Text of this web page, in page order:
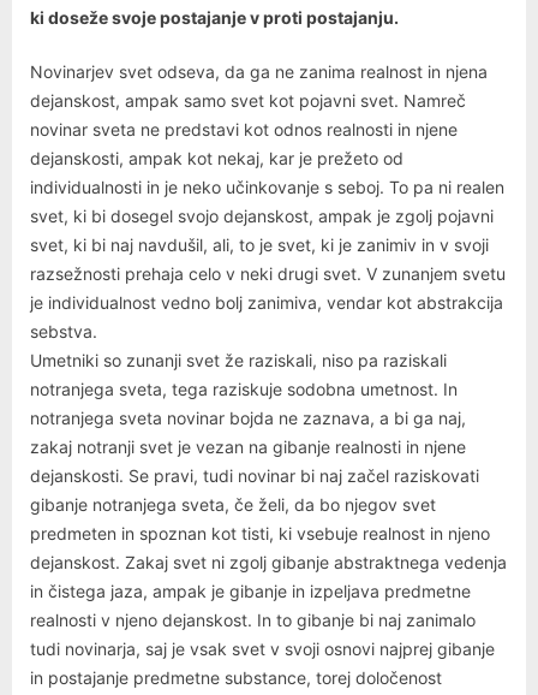
ki doseže svoje postajanje v proti postajanju.
Novinarjev svet odseva, da ga ne zanima realnost in njena
dejanskost, ampak samo svet kot pojavni svet. Namreč
novinar sveta ne predstavi kot odnos realnosti in njene
dejanskosti, ampak kot nekaj, kar je prežeto od
individualnosti in je neko učinkovanje s seboj. To pa ni realen
svet, ki bi dosegel svojo dejanskost, ampak je zgolj pojavni
svet, ki bi naj navdušil, ali, to je svet, ki je zanimiv in v svoji
razsežnosti prehaja celo v neki drugi svet. V zunanjem svetu
je individualnost vedno bolj zanimiva, vendar kot abstrakcija
sebstva.
Umetniki so zunanji svet že raziskali, niso pa raziskali
notranjega sveta, tega raziskuje sodobna umetnost. In
notranjega sveta novinar bojda ne zaznava, a bi ga naj,
zakaj notranji svet je vezan na gibanje realnosti in njene
dejanskosti. Se pravi, tudi novinar bi naj začel raziskovati
gibanje notranjega sveta, če želi, da bo njegov svet
predmeten in spoznan kot tisti, ki vsebuje realnost in njeno
dejanskost. Zakaj svet ni zgolj gibanje abstraktnega vedenja
in čistega jaza, ampak je gibanje in izpeljava predmetne
realnosti v njeno dejanskost. In to gibanje bi naj zanimalo
tudi novinarja, saj je vsak svet v svoji osnovi najprej gibanje
in postajanje predmetne substance, torej določenost